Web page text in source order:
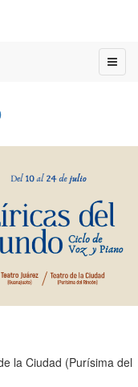
la Ciudad (Purísima del